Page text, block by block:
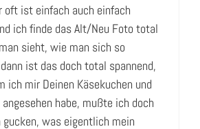
oft ist einfach auch einfach
ich finde das Alt/Neu Foto total
sieht, wie man sich so
ist das doch total spannend,
ich mir Deinen Käsekuchen und
habe, mußte ich doch
was eigentlich mein